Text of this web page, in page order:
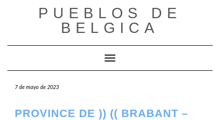
PUEBLOS DE
BELGICA
Cambiar modo de navegación
7 de mayo de 2023
PROVINCE DE )) (( BRABANT –